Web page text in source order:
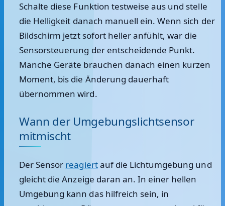
Schalte diese Funktion testweise aus und stelle
die Helligkeit danach manuell ein. Wenn sich der
Bildschirm jetzt sofort heller anfühlt, war die
Sensorsteuerung der entscheidende Punkt.
Manche Geräte brauchen danach einen kurzen
Moment, bis die Änderung dauerhaft
übernommen wird.
Wann der Umgebungslichtsensor
mitmischt
Der Sensor reagiertauf die Lichtumgebung und
gleicht die Anzeige daran an. In einer hellen
Umgebung kann das hilfreich sein, in